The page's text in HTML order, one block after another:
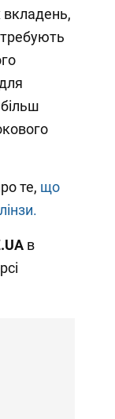
вкладень,
те, що
.UAв